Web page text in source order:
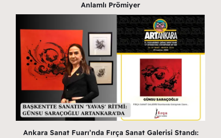
Anlamlı Prömiyer
Ankara Sanat Fuarı’nda Fırça Sanat Galerisi Standı: